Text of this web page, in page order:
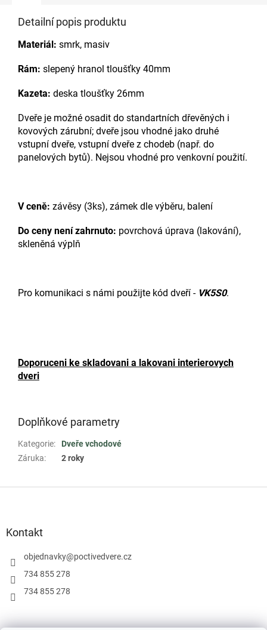
Detailní popis produktu
Materiál: smrk, masiv
Rám: slepený hranol tloušťky 40mm
Kazeta: deska tloušťky 26mm
Dveře je možné osadit do standartních dřevěných i
kovových zárubní; dveře jsou vhodné jako druhé
vstupní dveře, vstupní dveře z chodeb (např. do
panelových bytů). Nejsou vhodné pro venkovní použití.
V ceně: závěsy (3ks), zámek dle výběru, balení
Do ceny není zahrnuto: povrchová úprava (lakování),
skleněná výplň
Pro komunikaci s námi použijte kód dveří - VK5S0.
Doporuceni ke skladovani a lakovani interierovych
dveri
Doplňkové parametry
Kategorie:
Dveře vchodové
Záruka: 2 roky
Kontakt
objednavky@poctivedvere.cz
734 855 278
734 855 278